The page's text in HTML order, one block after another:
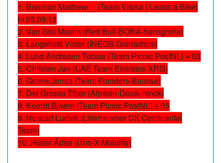
1. Brennan Matthew (Team Visma | Lease a Bike)
in 05:09:12
2. Van Gils Maxim (Red Bull-BORA-hansgrohe)
3. Langellotti Victor (INEOS Grenadiers)
4. Lund Andresen Tobias (Team Picnic PostNL) + 03
5. Christen Jan (UAE Team Emirates-XRG)
6. Geens Jonas (Team Flanders-Baloise)
7. Del Grosso Tibor (Alpecin-Deceuninck)
8. Koerdt Bjoern (Team Picnic PostNL) + 05
9. Holstad Ludvik (Lillehammer CK Continental
Team)
10. Holter Ådne (Uno-X Mobility)